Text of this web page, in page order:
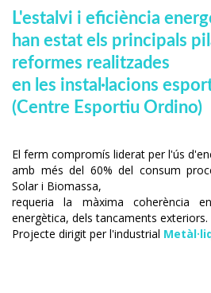
L'estalvi i eficiència
han estat els principals
reformes realitzades
en les instal·lacions
(Centre Esportiu Ordino)
El ferm compromís liderat per l'ús
amb més del 60% del consum
Solar i Biomassa,
requeria la màxima coherència
energètica, dels tancaments exteriors.
Projecte dirigit per l'industrial